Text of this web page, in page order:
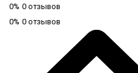
0% 0 отзывов
0% 0 отзывов